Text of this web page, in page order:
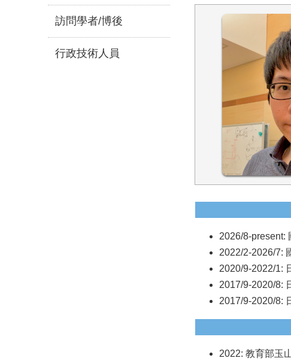
訪問學者/博後
行政技術人員
2026/8-present:
2022/2-2026/7:
2020/9-2022/1:
2017/9-2020/8:
2017/9-2020/8:
2022: 教育部玉